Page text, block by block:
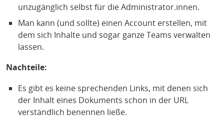
unzugänglich selbst für die Administrator.innen.
Man kann (und sollte) einen Account erstellen, mit
dem sich Inhalte und sogar ganze Teams verwalten
lassen.
Nachteile:
Es gibt es keine sprechenden Links, mit denen sich
der Inhalt eines Dokuments schon in der URL
verständlich benennen ließe.